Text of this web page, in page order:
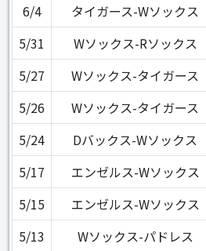
6/4
タイガース-Wソックス
5/31
Wソックス-Rソックス
5/27
Wソックス-タイガース
5/26
Wソックス-タイガース
5/24
Dバックス-Wソックス
5/17
エンゼルス-Wソックス
5/15
エンゼルス-Wソックス
5/13
Wソックス-パドレス